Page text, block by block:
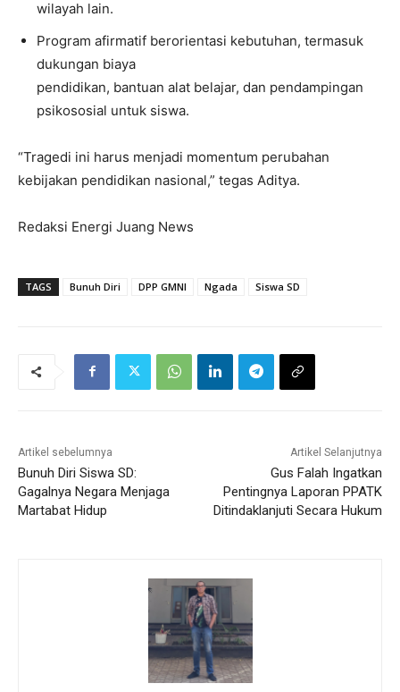
wilayah lain.
Program afirmatif berorientasi kebutuhan, termasuk
dukungan biaya
pendidikan, bantuan alat belajar, dan pendampingan
psikososial untuk siswa.
“Tragedi ini harus menjadi momentum perubahan
kebijakan pendidikan nasional,” tegas Aditya.
Redaksi Energi Juang News
TAGS Bunuh Diri DPP GMNI Ngada Siswa SD
Artikel sebelumnya
Bunuh Diri Siswa SD:
Gagalnya Negara Menjaga
Martabat Hidup
Artikel Selanjutnya
Gus Falah Ingatkan
Pentingnya Laporan PPATK
Ditindaklanjuti Secara Hukum